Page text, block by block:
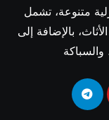
متنوعة، تشمل
بالإضافة إلى
والسباكة